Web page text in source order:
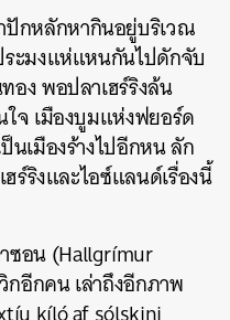
ปักหลักหากินอยู่บริเวณ
ะมงแห่แหนกันไปดักจับ
อง พอปลาเฮร์ริงล้น
จ เมืองบูมแห่งฟยอร์ด
นเมืองร้างไปอีกหน ลัก
ฮร์ริงและไอซ์แลนด์เรื่องนี้
ซอน (Hallgrímur
กอีกคน เล่าถึงอีกภาพ